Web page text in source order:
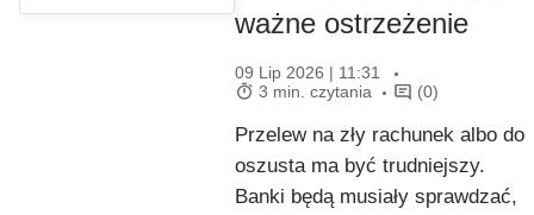
ważne ostrzeżenie
09 Lip 2026 | 11:31
3 min. czytania
(0)
Przelew na zły rachunek albo do
oszusta ma być trudniejszy.
Banki będą musiały sprawdzać,